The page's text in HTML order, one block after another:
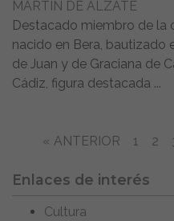
MARTÍN DE ALZATE
Destacado miembro de la
nacido en Bera, bautizado
de Juan y de Graciana de
Cádiz, figura destacada ...
« ANTERIOR 1 2
Enlaces de interés
Cultura